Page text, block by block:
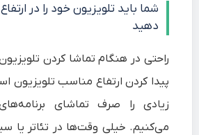
شما باید تلویزیون خود را در
دهید
راحتی در هنگام تماشا کردن
پیدا کردن ارتفاع مناسب تلویزیون
زیادی را صرف تماشای
می‌کنیم. خیلی وقت‌ها در تئاتر یا